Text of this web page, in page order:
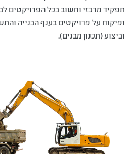
תפקיד מרכזי וחשוב בכל הפרויקטים
ופיקוח על פרויקטים בענף הבנייה
וביצוע (תכנון מבנים).